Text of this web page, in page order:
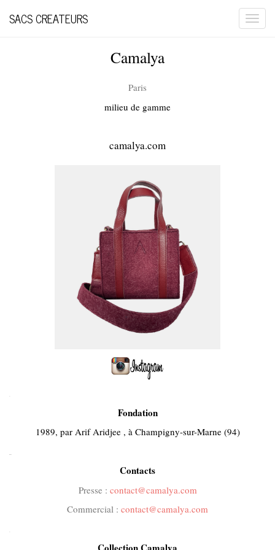
SACS CREATEURS
Camalya
Paris
milieu de gamme
camalya.com
.
Fondation
1989, par Arif Aridjee , à Champigny-sur-Marne (94)
Contacts
Presse : contact@camalya.com
Commercial : contact@camalya.com